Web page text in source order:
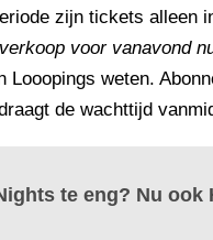
zijn tickets alleen
voor vanavond
Looopings weten.
de wachttijd
te eng? Nu ook